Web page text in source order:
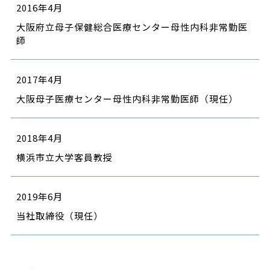
2016年4月
大阪府立母子保健総合医療センター母性内科非常勤医
師
2017年4月
大阪母子医療センター母性内科非常勤医師（現任）
2018年4月
横浜市立大学客員教授
2019年6月
当社取締役（現任）